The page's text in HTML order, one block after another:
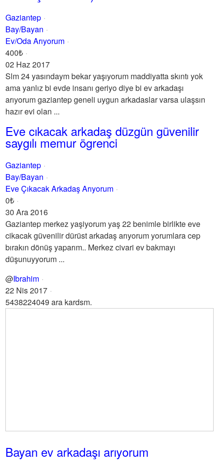
Gaziantep
Bay/Bayan
Ev/Oda Arıyorum
400₺
02 Haz 2017
Slm 24 yasındaym bekar yaşıyorum maddiyatta skıntı yok
ama yanlız bi evde insanı geriyo diye bi ev arkadaşı
arıyorum gaziantep geneli uygun arkadaslar varsa ulaşsın
hazır evi olan ...
Eve cıkacak arkadaş düzgün güvenilir
saygılı memur ögrenci
Gaziantep
Bay/Bayan
Eve Çıkacak Arkadaş Arıyorum
0₺
30 Ara 2016
Gaziantep merkez yaşiyorum yaş 22 benimle birlikte eve
cikacak güvenilir dürüst arkadaş arıyorum yorumlara cep
bırakın dönüş yaparım.. Merkez civari ev bakmayı
düşunuyyorum ...
@Ibrahim
22 Nis 2017
5438224049 ara kardsm.
Bayan ev arkadaşı arıyorum